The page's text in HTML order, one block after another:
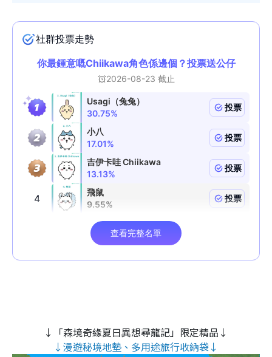
↓「森境奇緣夏日異想尋龍記」限定精品↓
↓漫遊秘境地墊、多用途旅行收納袋↓